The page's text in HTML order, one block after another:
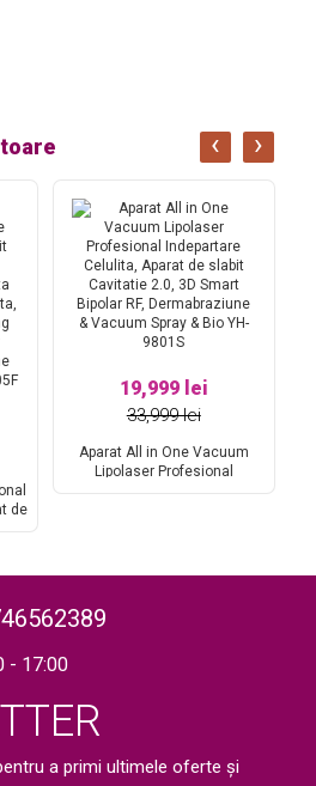
de
19,999 lei
33,999 lei
Aparat All in One Vacuum
Lipolaser Profesional
‹ ›
- 17:00
a primi ultimele oferte și